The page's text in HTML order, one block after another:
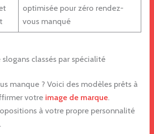
optimisée pour zéro rendez-
vous manqué
slogans classés par spécialité
manque ? Voici des modèles prêts à
votre image de marque.
à votre propre personnalité